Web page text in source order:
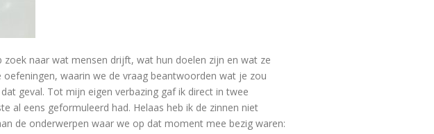
zoek naar wat mensen drijft, wat hun doelen zijn en wat ze
waarin we de vraag beantwoorden wat je zou
geval. Tot mijn eigen verbazing gaf ik direct in twee
al eens geformuleerd had. Helaas heb ik de zinnen niet
de onderwerpen waar we op dat moment mee bezig waren: